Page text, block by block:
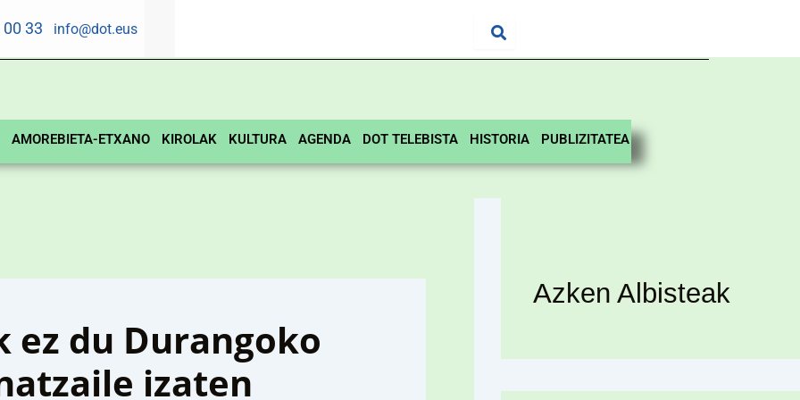
00 33 info@dot.eus
AMOREBIETA-ETXANO KIROLAK KULTURA AGENDA DOT TELEBISTA HISTORIA PUBLIZITATEA
ez du Durangoko
izaten
Azken Albisteak